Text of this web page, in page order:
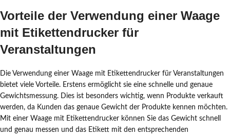
Vorteile der Verwendung einer Waage
mit Etikettendrucker für
Veranstaltungen
Die Verwendung einer Waage mit Etikettendrucker für Veranstaltungen
bietet viele Vorteile. Erstens ermöglicht sie eine schnelle und genaue
Gewichtsmessung. Dies ist besonders wichtig, wenn Produkte verkauft
werden, da Kunden das genaue Gewicht der Produkte kennen möchten.
Mit einer Waage mit Etikettendrucker können Sie das Gewicht schnell
und genau messen und das Etikett mit den entsprechenden